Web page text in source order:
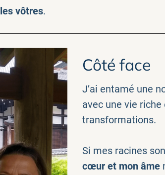
vôtres.
Côté face
J’ai entamé une
avec une vie
transformations.
Si mes racines
cœur et mon âme